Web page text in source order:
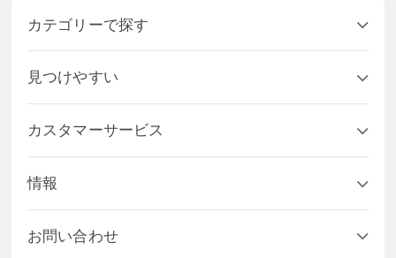
カテゴリーで探す
見つけやすい
カスタマーサービス
情報
お問い合わせ